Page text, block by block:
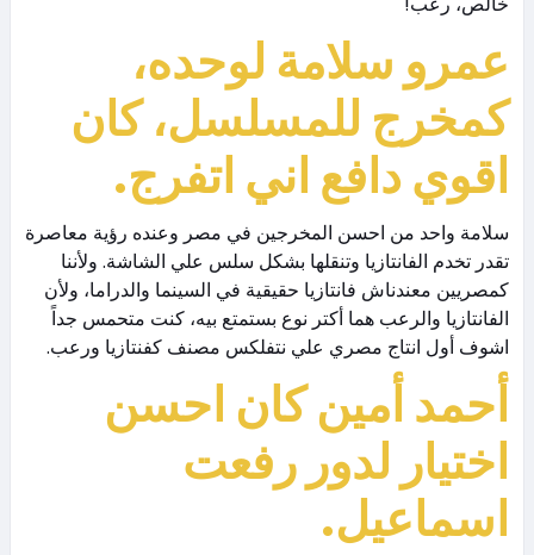
عمرو سلامة لوحده،
كمخرج للمسلسل، كان
اقوي دافع اني اتفرج.
سلامة واحد من احسن المخرجين في مصر وعنده رؤية معاصرة
تقدر تخدم الفانتازيا وتنقلها بشكل سلس علي الشاشة. ولأننا
كمصريين معندناش فانتازيا حقيقية في السينما والدراما، ولأن
الفانتازيا والرعب هما أكتر نوع بستمتع بيه، كنت متحمس جداً
اشوف أول انتاج مصري علي نتفلكس مصنف كفنتازيا ورعب.
أحمد أمين كان احسن
اختيار لدور رفعت
اسماعيل.